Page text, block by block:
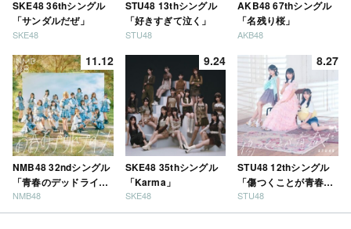
SKE48 36thシングル
「サンダルだぜ」
SKE48
STU48 13thシングル
「好きすぎて泣く」
STU48
AKB48 67thシングル
「名残り桜」
AKB48
11.12
NMB48 32ndシングル
「青春のデッドライ
ン」
NMB48
9.24
SKE48 35thシングル
「Karma」
SKE48
8.27
STU48 12thシングル
「傷つくことが青春
だ」
STU48